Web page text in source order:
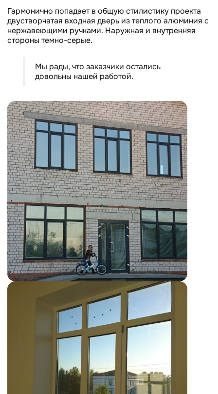
Гармонично попадает в общую стилистику проекта
двустворчатая входная дверь из теплого алюминия с
нержавеющими ручками. Наружная и внутренняя
стороны темно-серые.
Мы рады, что заказчики остались
довольны нашей работой.